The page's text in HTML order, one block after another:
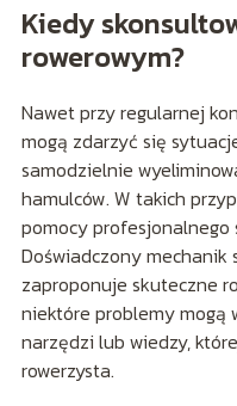
Kiedy
rowerowym?
Nawet przy regularnej
mogą zdarzyć się
samodzielnie
hamulców. W takich
pomocy profesjonalnego
Doświadczony
zaproponuje skuteczne
niektóre problemy mogą
narzędzi lub wiedzy,
rowerzysta.